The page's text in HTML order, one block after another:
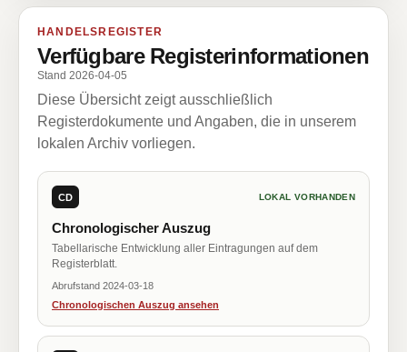
HANDELSREGISTER
Verfügbare Registerinformationen
Stand 2026-04-05
Diese Übersicht zeigt ausschließlich
Registerdokumente und Angaben, die in unserem
lokalen Archiv vorliegen.
CD LOKAL VORHANDEN
Chronologischer Auszug
Tabellarische Entwicklung aller Eintragungen auf dem
Registerblatt.
Abrufstand 2024-03-18
Chronologischen Auszug ansehen